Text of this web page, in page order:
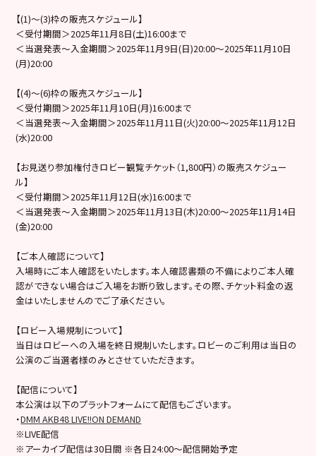
【(1)～(3)枠の販売スケジュール】
＜受付期間＞2025年11月8日(土)16:00まで
＜当選発表～入金期間＞2025年11月9日(日)20:00～2025年11月10日
(月)20:00
【(4)〜(6)枠の販売スケジュール】
＜受付期間＞2025年11月10日(月)16:00まで
＜当選発表～入金期間＞2025年11月11日(火)20:00～2025年11月12日
(水)20:00
【お見送り参加権付きロビー観覧チケット（1,800円）の販売スケジュー
ル】
＜受付期間＞2025年11月12日(水)16:00まで
＜当選発表～入金期間＞2025年11月13日(木)20:00～2025年11月14日
(金)20:00
【ご本人確認について】
入場時にご本人確認をいたします。本人確認書類の不備によりご本人確
認ができない場合はご入場をお断り致します。その際、チケット料金の返
金はいたしませんのでご了承ください。
【ロビー入場規制について】
当日はロビーへの入場を終日規制いたします。ロビーのご利用は当日の
公演のご当選者様のみとさせていただきます。
【配信について】
本公演は以下のプラットフォームにて配信もございます。
・DMM AKB48 LIVE!!ON DEMAND
※LIVE配信
※アーカイブ配信は30日間 ※各日24:00～配信開始予定